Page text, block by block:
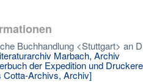
Buchhandlung <Stuttgart> an
Marbach, Archiv
der Expedition und
Cotta-Archivs, Archiv]